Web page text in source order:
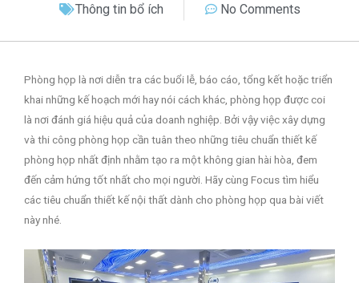
Thông tin bổ ích
No Comments
Phòng họp là nơi diễn tra các buổi lễ, báo cáo, tổng kết hoặc triển
khai những kế hoạch mới hay nói cách khác, phòng họp được coi
là nơi đánh giá hiệu quả của doanh nghiệp. Bởi vậy việc xây dựng
và thi công phòng họp cần tuân theo những tiêu chuẩn thiết kế
phòng họp nhất định nhằm tạo ra một không gian hài hòa, đem
đến cảm hứng tốt nhất cho mọi người. Hãy cùng Focus tìm hiểu
các tiêu chuẩn thiết kế nội thất dành cho phòng họp qua bài viết
này nhé.